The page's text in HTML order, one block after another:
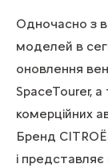
Одночасно з
моделей в
оновлення
SpaceTourer, а
комерційних
Бренд
і